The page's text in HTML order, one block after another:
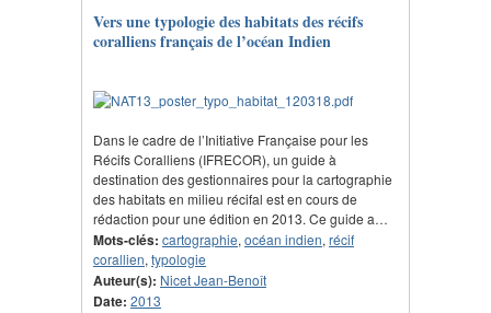
Vers une typologie des habitats des récifs
coralliens français de l’océan Indien
Dans le cadre de l’Initiative Française pour les
Récifs Coralliens (IFRECOR), un guide à
destination des gestionnaires pour la cartographie
des habitats en milieu récifal est en cours de
rédaction pour une édition en 2013. Ce guide a…
Mots-clés: cartographie, océan indien, récif
corallien, typologie
Auteur(s): Nicet Jean-Benoît
Date: 2013